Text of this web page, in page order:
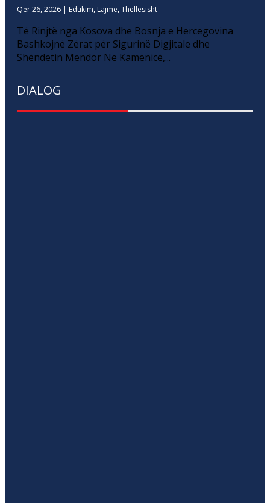
Qer 26, 2026 | Edukim, Lajme, Thellesisht
Të Rinjtë nga Kosova dhe Bosnja e Hercegovina
Bashkojnë Zërat për Sigurinë Digjitale dhe
Shëndetin Mendor Në Kamenicë,...
DIALOG